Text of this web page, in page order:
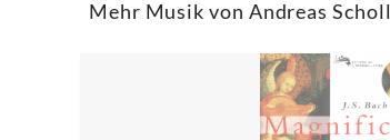
Mehr Musik von Andreas Scholl